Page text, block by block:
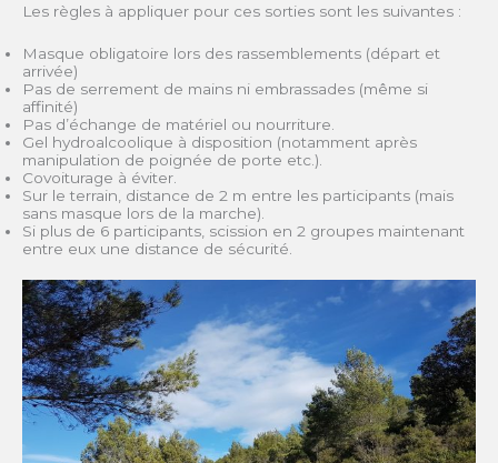
Les règles à appliquer pour ces sorties sont les suivantes :
Masque obligatoire lors des rassemblements (départ et
arrivée)
Pas de serrement de mains ni embrassades (même si
affinité)
Pas d’échange de matériel ou nourriture.
Gel hydroalcoolique à disposition (notamment après
manipulation de poignée de porte etc.).
Covoiturage à éviter.
Sur le terrain, distance de 2 m entre les participants (mais
sans masque lors de la marche).
Si plus de 6 participants, scission en 2 groupes maintenant
entre eux une distance de sécurité.